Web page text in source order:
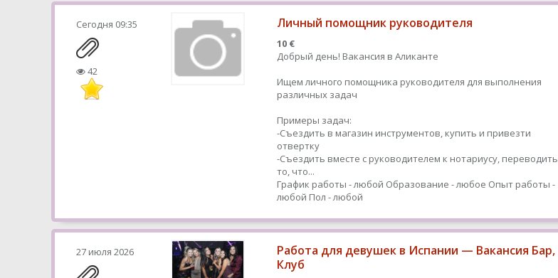
Сегодня 09:35
42
Личный помощник руководителя
10 €
Добрый день! Вакансия в Аликанте
Ищем личного помощника руководителя для выполнения
различных задач
Примеры задач:
-Съездить в магазин инструментов, купить и привезти
отвертку
-Съездить вместе с руководителем к нотариусу, переводить
то, что...
График работы - любой Образование - любое Опыт работы -
любой Пол - любой
27 июля 2026
Работа для девушек в Испании — Вакансия Бар,
Клуб